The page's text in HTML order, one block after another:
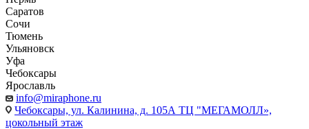
Саратов
Сочи
Тюмень
Ульяновск
Уфа
Чебоксары
Ярославль
info@miraphone.ru
Чебоксары, ул. Калинина, д. 105А ТЦ "МЕГАМОЛЛ»,
цокольный этаж